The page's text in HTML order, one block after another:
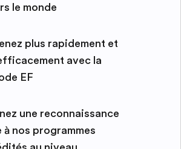
le monde
plus rapidement et
avec la
EF
une reconnaissance
à nos programmes